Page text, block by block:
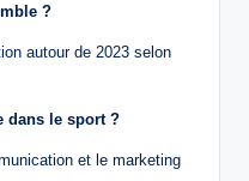
?
autour de 2023 selon
dans le sport ?
et le marketing